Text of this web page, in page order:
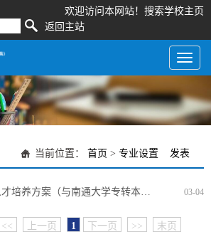
欢迎访问本网站！ 搜索学校主页
返回主站
Toggle
当前位置： 首页 > 专业设置 发表
03-04
<< 上一页 1 下一页 >> 末页